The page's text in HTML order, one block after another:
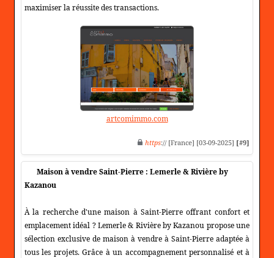
maximiser la réussite des transactions.
artcomimmo.com
https:// [France] [03-09-2025] [#9]
Maison à vendre Saint-Pierre : Lemerle & Rivière by
Kazanou
À la recherche d'une maison à Saint-Pierre offrant confort et
emplacement idéal ? Lemerle & Rivière by Kazanou propose une
sélection exclusive de maison à vendre à Saint-Pierre adaptée à
tous les projets. Grâce à un accompagnement personnalisé et à